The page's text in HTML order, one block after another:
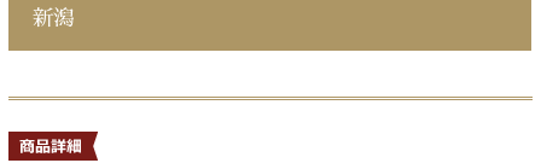
新潟